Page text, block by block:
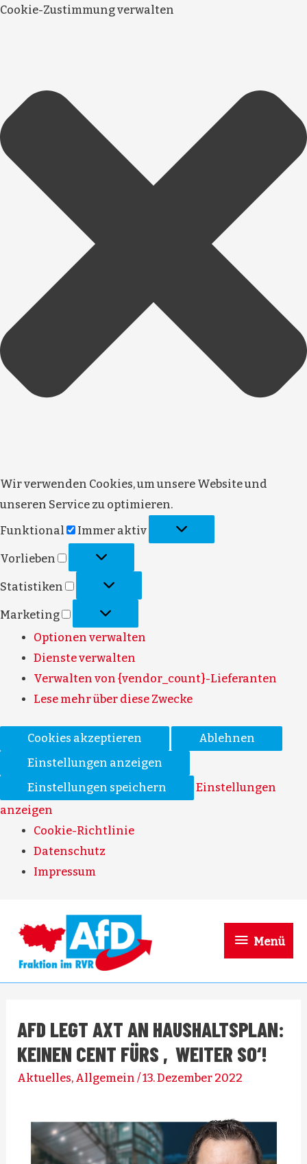
Cookie-Zustimmung verwalten
Wir verwenden Cookies, um unsere Website und
unseren Service zu optimieren.
Funktional
Immer aktiv
Vorlieben
Statistiken
Marketing
Optionen verwalten
Dienste verwalten
Verwalten von {vendor_count}-Lieferanten
Lese mehr über diese Zwecke
Cookies akzeptieren
Ablehnen
Einstellungen anzeigen
Einstellungen speichern
Einstellungen
anzeigen
Cookie-Richtlinie
Datenschutz
Impressum
Menü
AFD LEGT AXT AN HAUSHALTSPLAN:
KEINEN CENT FÜRS ‚WEITER SO‘!
Aktuelles, Allgemein /13. Dezember 2022